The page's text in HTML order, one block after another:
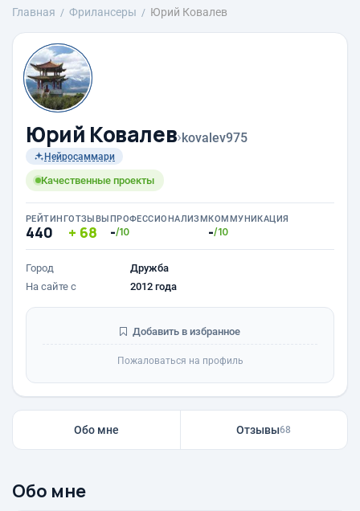
Главная Фрилансеры Юрий Ковалев
Юрий Ковалев›kovalev975
Нейросаммари
Качественные проекты
РЕЙТИНГ
440
ОТЗЫВЫ
68
ПРОФЕССИОНАЛИЗМ
-/10
КОММУНИКАЦИЯ
-/10
Город
Дружба
На сайте с
2012 года
Добавить в избранное
Пожаловаться на профиль
Обо мне Отзывы68
Обо мне